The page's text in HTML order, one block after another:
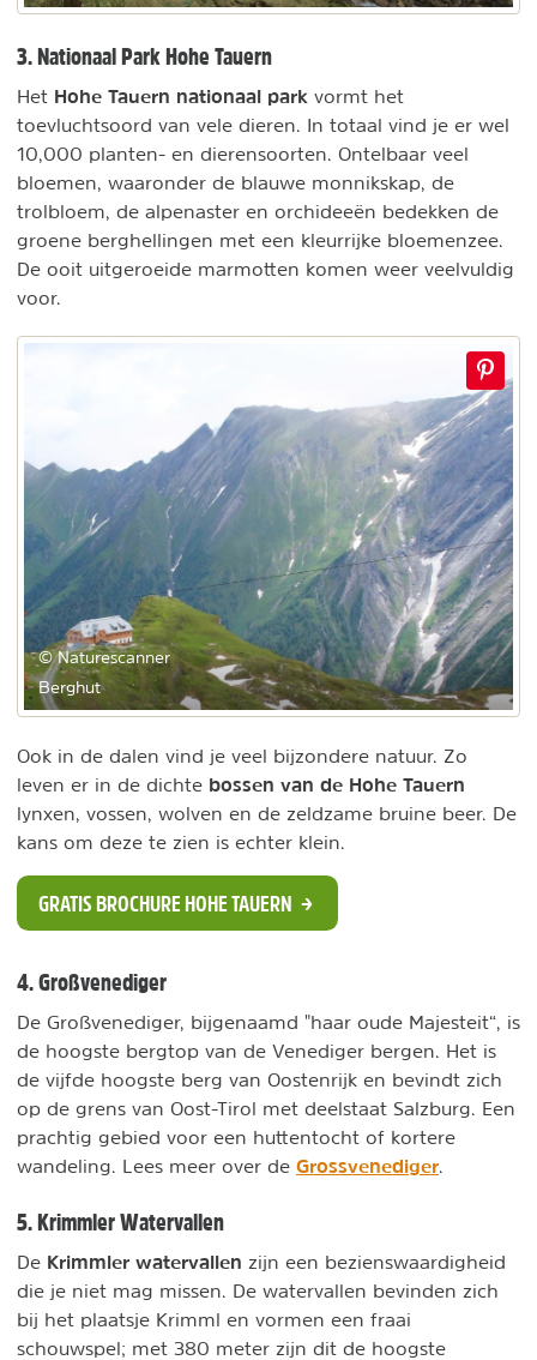
3. Nationaal Park Hohe Tauern
Het Hohe Tauern nationaal park vormt het
toevluchtsoord van vele dieren. In totaal vind je er wel
10,000 planten- en dierensoorten. Ontelbaar veel
bloemen, waaronder de blauwe monnikskap, de
trolbloem, de alpenaster en orchideeën bedekken de
groene berghellingen met een kleurrijke bloemenzee.
De ooit uitgeroeide marmotten komen weer veelvuldig
voor.
© Naturescanner
Berghut
Ook in de dalen vind je veel bijzondere natuur. Zo
leven er in de dichte bossen van de Hohe Tauern
lynxen, vossen, wolven en de zeldzame bruine beer. De
kans om deze te zien is echter klein.
GRATIS BROCHURE HOHE TAUERN
4. Großvenediger
De Großvenediger, bijgenaamd "haar oude Majesteit“, is
de hoogste bergtop van de Venediger bergen. Het is
de vijfde hoogste berg van Oostenrijk en bevindt zich
op de grens van Oost-Tirol met deelstaat Salzburg. Een
prachtig gebied voor een huttentocht of kortere
wandeling. Lees meer over de Grossvenediger.
5. Krimmler Watervallen
De Krimmler watervallen zijn een bezienswaardigheid
die je niet mag missen. De watervallen bevinden zich
bij het plaatsje Krimml en vormen een fraai
schouwspel; met 380 meter zijn dit de hoogste